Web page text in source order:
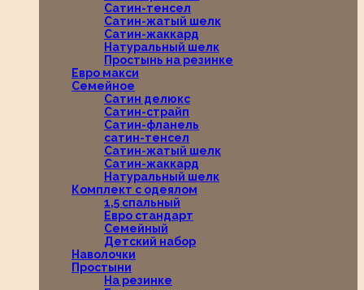
Сатин-тенсел
Сатин-жатый шелк
Сатин-жаккард
Натуральный шелк
Простынь на резинке
Евро макси
Семейное
Сатин делюкс
Сатин-страйп
Сатин-фланель
сатин-тенсел
Сатин-жатый шелк
Сатин-жаккард
Натуральный шелк
Комплект с одеялом
1,5 спальный
Евро стандарт
Семейный
Детский набор
Наволочки
Простыни
На резинке